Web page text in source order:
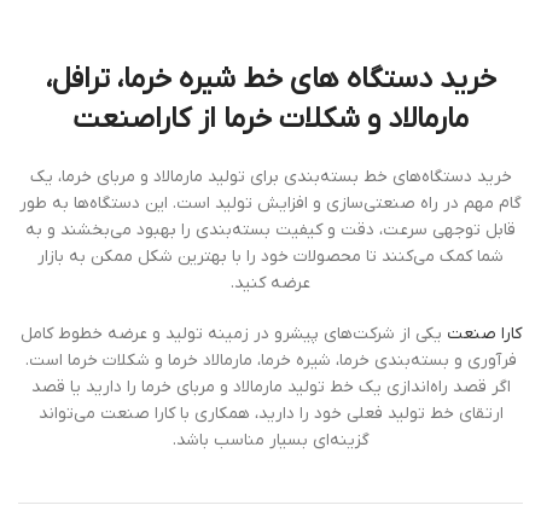
خرید دستگاه های خط شیره خرما، ترافل،
مارمالاد و شکلات خرما از کاراصنعت
خرید دستگاه‌های خط بسته‌بندی برای تولید مارمالاد و مربای خرما، یک
گام مهم در راه صنعتی‌سازی و افزایش تولید است. این دستگاه‌ها به طور
قابل توجهی سرعت، دقت و کیفیت بسته‌بندی را بهبود می‌بخشند و به
شما کمک می‌کنند تا محصولات خود را با بهترین شکل ممکن به بازار
عرضه کنید.
کارا صنعت یکی از شرکت‌های پیشرو در زمینه تولید و عرضه خطوط کامل
فرآوری و بسته‌بندی خرما، شیره خرما، مارمالاد خرما و شکلات خرما است.
اگر قصد راه‌اندازی یک خط تولید مارمالاد و مربای خرما را دارید یا قصد
ارتقای خط تولید فعلی خود را دارید، همکاری با کارا صنعت می‌تواند
گزینه‌ای بسیار مناسب باشد.